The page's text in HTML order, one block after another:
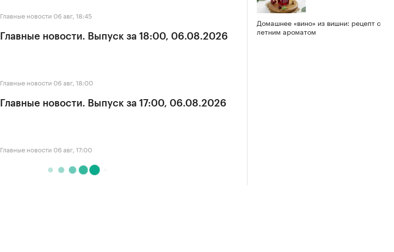
Главные новости 06 авг, 18:45
Главные новости. Выпуск за 18:00, 06.08.2026
Главные новости 06 авг, 18:00
Главные новости. Выпуск за 17:00, 06.08.2026
Главные новости 06 авг, 17:00
Домашнее «вино» из вишни: рецепт с
летним ароматом